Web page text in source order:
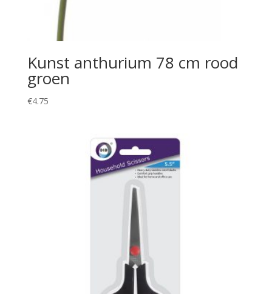
Kunst anthurium 78 cm rood
groen
€4.75